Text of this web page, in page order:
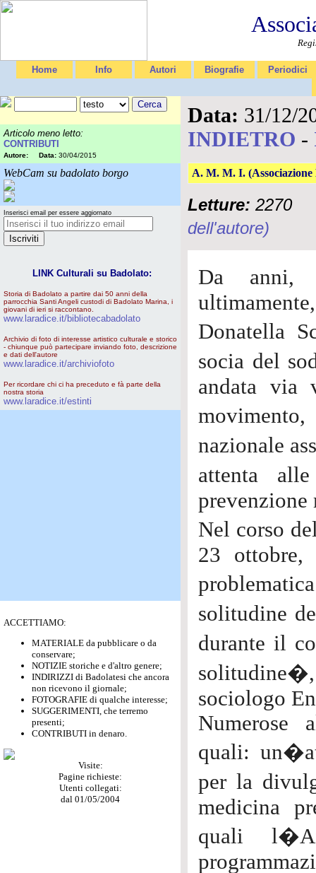
Home Info Autori Biografie Periodici
Articolo meno letto:
CONTRIBUTI
Autore: Data: 30/04/2015
WebCam su badolato borgo
Inserisci email per essere aggiornato
LINK Culturali su Badolato:
Storia di Badolato a partire dai 50 anni della
parrocchia Santi Angeli custodi di Badolato Marina, i
giovani di ieri si raccontano.
www.laradice.it/bibliotecabadolato
Archivio di foto di interesse artistico culturale e storico
- chiunque può partecipare inviando foto, descrizione
e dati dell'autore
www.laradice.it/archiviofoto
Per ricordare chi ci ha preceduto e fà parte della
nostra storia
www.laradice.it/estinti
ACCETTIAMO:
MATERIALE da pubblicare o da
conservare;
NOTIZIE storiche e d'altro genere;
INDIRIZZI di Badolatesi che ancora
non ricevono il giornale;
FOTOGRAFIE di qualche interesse;
SUGGERIMENTI, che terremo
presenti;
CONTRIBUTI in denaro.
Visite:
Pagine richieste:
Utenti collegati:
dal 01/05/2004
Data: 31/12/
INDIETRO -
A. M. M. I.
Letture: 2270
dell'autore)
Da anni,
Donatella
socia del
andata via
nazionale
attenta
prevenzione
Nel corso
23 ottobre,
solitudine
durante il
sociologo
Numerose
quali:
per la
medicina
quali